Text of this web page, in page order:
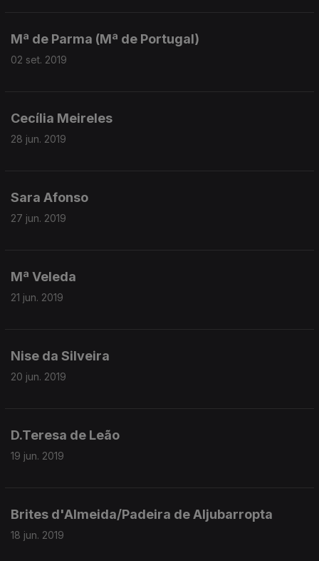
Mª de Parma (Mª de Portugal)
02 set. 2019
Cecília Meireles
28 jun. 2019
Sara Afonso
27 jun. 2019
Mª Veleda
21 jun. 2019
Nise da Silveira
20 jun. 2019
D.Teresa de Leão
19 jun. 2019
Brites d'Almeida/Padeira de Aljubarropta
18 jun. 2019